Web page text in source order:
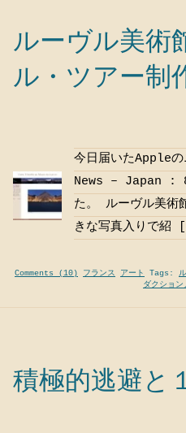
ルーヴル美術
ル・ツアー制
今日届いたApple
News – Japan :
た。 ルーヴル美術
きな写真入りで紹
Comments (10) フランス アート Tags:
ダクション
積極的逃避と